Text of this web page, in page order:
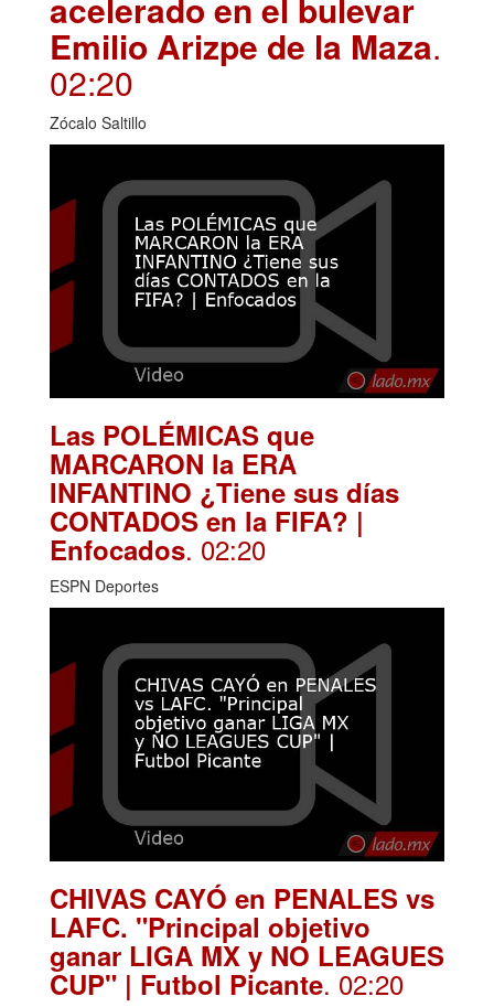
Emilio Arizpe de la Maza.
02:20
Zócalo Saltillo
Las POLÉMICAS que
MARCARON la ERA
INFANTINO ¿Tiene sus días
CONTADOS en la FIFA? |
Enfocados. 02:20
ESPN Deportes
CHIVAS CAYÓ en PENALES vs
LAFC. "Principal objetivo
ganar LIGA MX y NO LEAGUES
CUP" | Futbol Picante. 02:20